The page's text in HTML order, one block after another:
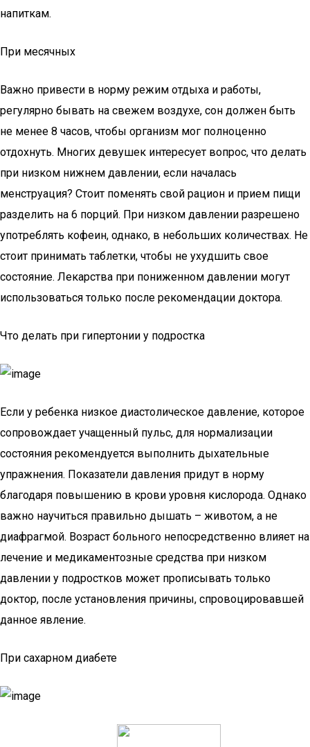
напиткам.
При месячных
Важно привести в норму режим отдыха и работы,
регулярно бывать на свежем воздухе, сон должен быть
не менее 8 часов, чтобы организм мог полноценно
отдохнуть. Многих девушек интересует вопрос, что делать
при низком нижнем давлении, если началась
менструация? Стоит поменять свой рацион и прием пищи
разделить на 6 порций. При низком давлении разрешено
употреблять кофеин, однако, в небольших количествах. Не
стоит принимать таблетки, чтобы не ухудшить свое
состояние. Лекарства при пониженном давлении могут
использоваться только после рекомендации доктора.
Что делать при гипертонии у подростка
Если у ребенка низкое диастолическое давление, которое
сопровождает учащенный пульс, для нормализации
состояния рекомендуется выполнить дыхательные
упражнения. Показатели давления придут в норму
благодаря повышению в крови уровня кислорода. Однако
важно научиться правильно дышать – животом, а не
диафрагмой. Возраст больного непосредственно влияет на
лечение и медикаментозные средства при низком
давлении у подростков может прописывать только
доктор, после установления причины, спровоцировавшей
данное явление.
При сахарном диабете